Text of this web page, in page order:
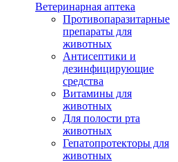
Ветеринарная аптека
Противопаразитарные
препараты для
животных
Антисептики и
дезинфицирующие
средства
Витамины для
животных
Для полости рта
животных
Гепатопротекторы для
животных